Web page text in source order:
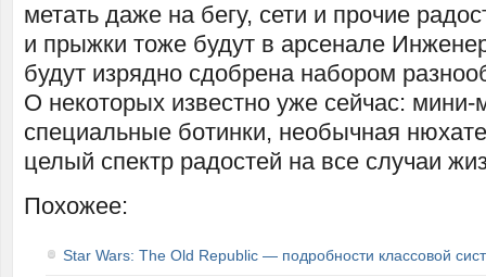
метать даже на бегу, сети и прочие
и прыжки тоже будут в арсенале
будут изрядно сдобрена набором
О некоторых известно уже сейчас: мини-
специальные ботинки, необычная
целый спектр радостей на все случаи
Похожее:
Star Wars: The Old Republic — подробности классовой